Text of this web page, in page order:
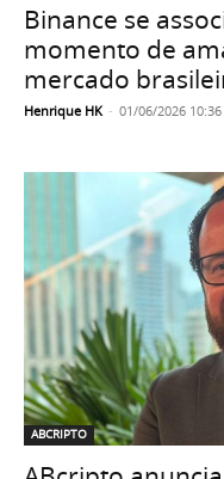
Binance se
momento de
mercado
Henrique HK - 01/06/2026 10:36
ABCRIPTO